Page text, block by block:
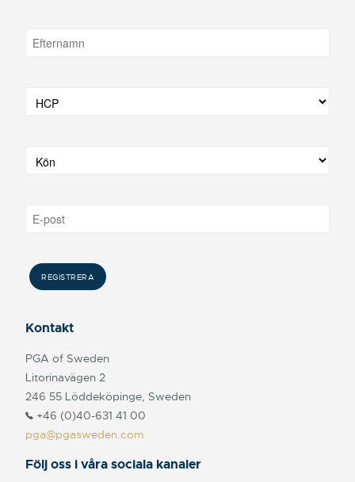
Kontakt
PGA of Sweden
Litorinavägen 2
246 55 Löddeköpinge, Sweden
+46 (0)40-631 41 00
pga@pgasweden.com
Följ oss i våra sociala kanaler